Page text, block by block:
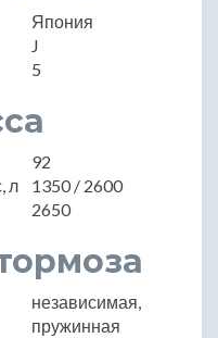
Япония
J
5
92
л
1350 / 2600
2650
независимая,
пружинная